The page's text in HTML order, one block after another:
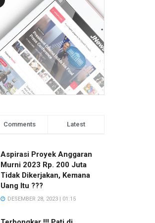
Comments Latest
Aspirasi Proyek Anggaran
Murni 2023 Rp. 200 Juta
Tidak Dikerjakan, Kemana
Uang Itu ???
DESEMBER 28, 2023 | 01:15